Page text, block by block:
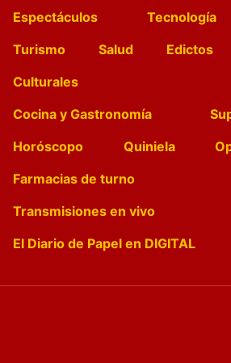
Espectáculos
Tecnología
Turismo
Salud Edictos
Culturales
Cocina y Gastronomía
Horóscopo
Quiniela
Farmacias de turno
Transmisiones en vivo
El Diario de Papel en DIGITAL